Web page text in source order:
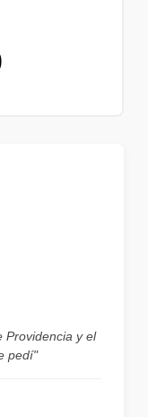
Providencia y el
pedí"